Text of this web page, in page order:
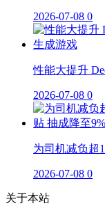
2026-07-08 0
性能大提升
2026-07-08 0
为司机减负超
2026-07-08 0
关于本站